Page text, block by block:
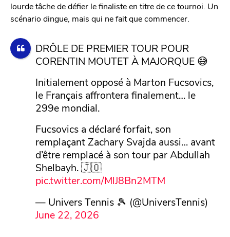
lourde tâche de défier le finaliste en titre de ce tournoi. Un
scénario dingue, mais qui ne fait que commencer.
DRÔLE DE PREMIER TOUR POUR
CORENTIN MOUTET À MAJORQUE 😅
Initialement opposé à Marton Fucsovics,
le Français affrontera finalement… le
299e mondial.
Fucsovics a déclaré forfait, son
remplaçant Zachary Svajda aussi… avant
d’être remplacé à son tour par Abdullah
Shelbayh. 🇯🇴
pic.twitter.com/MlJ8Bn2MTM
— Univers Tennis 🎾 (@UniversTennis)
June 22, 2026